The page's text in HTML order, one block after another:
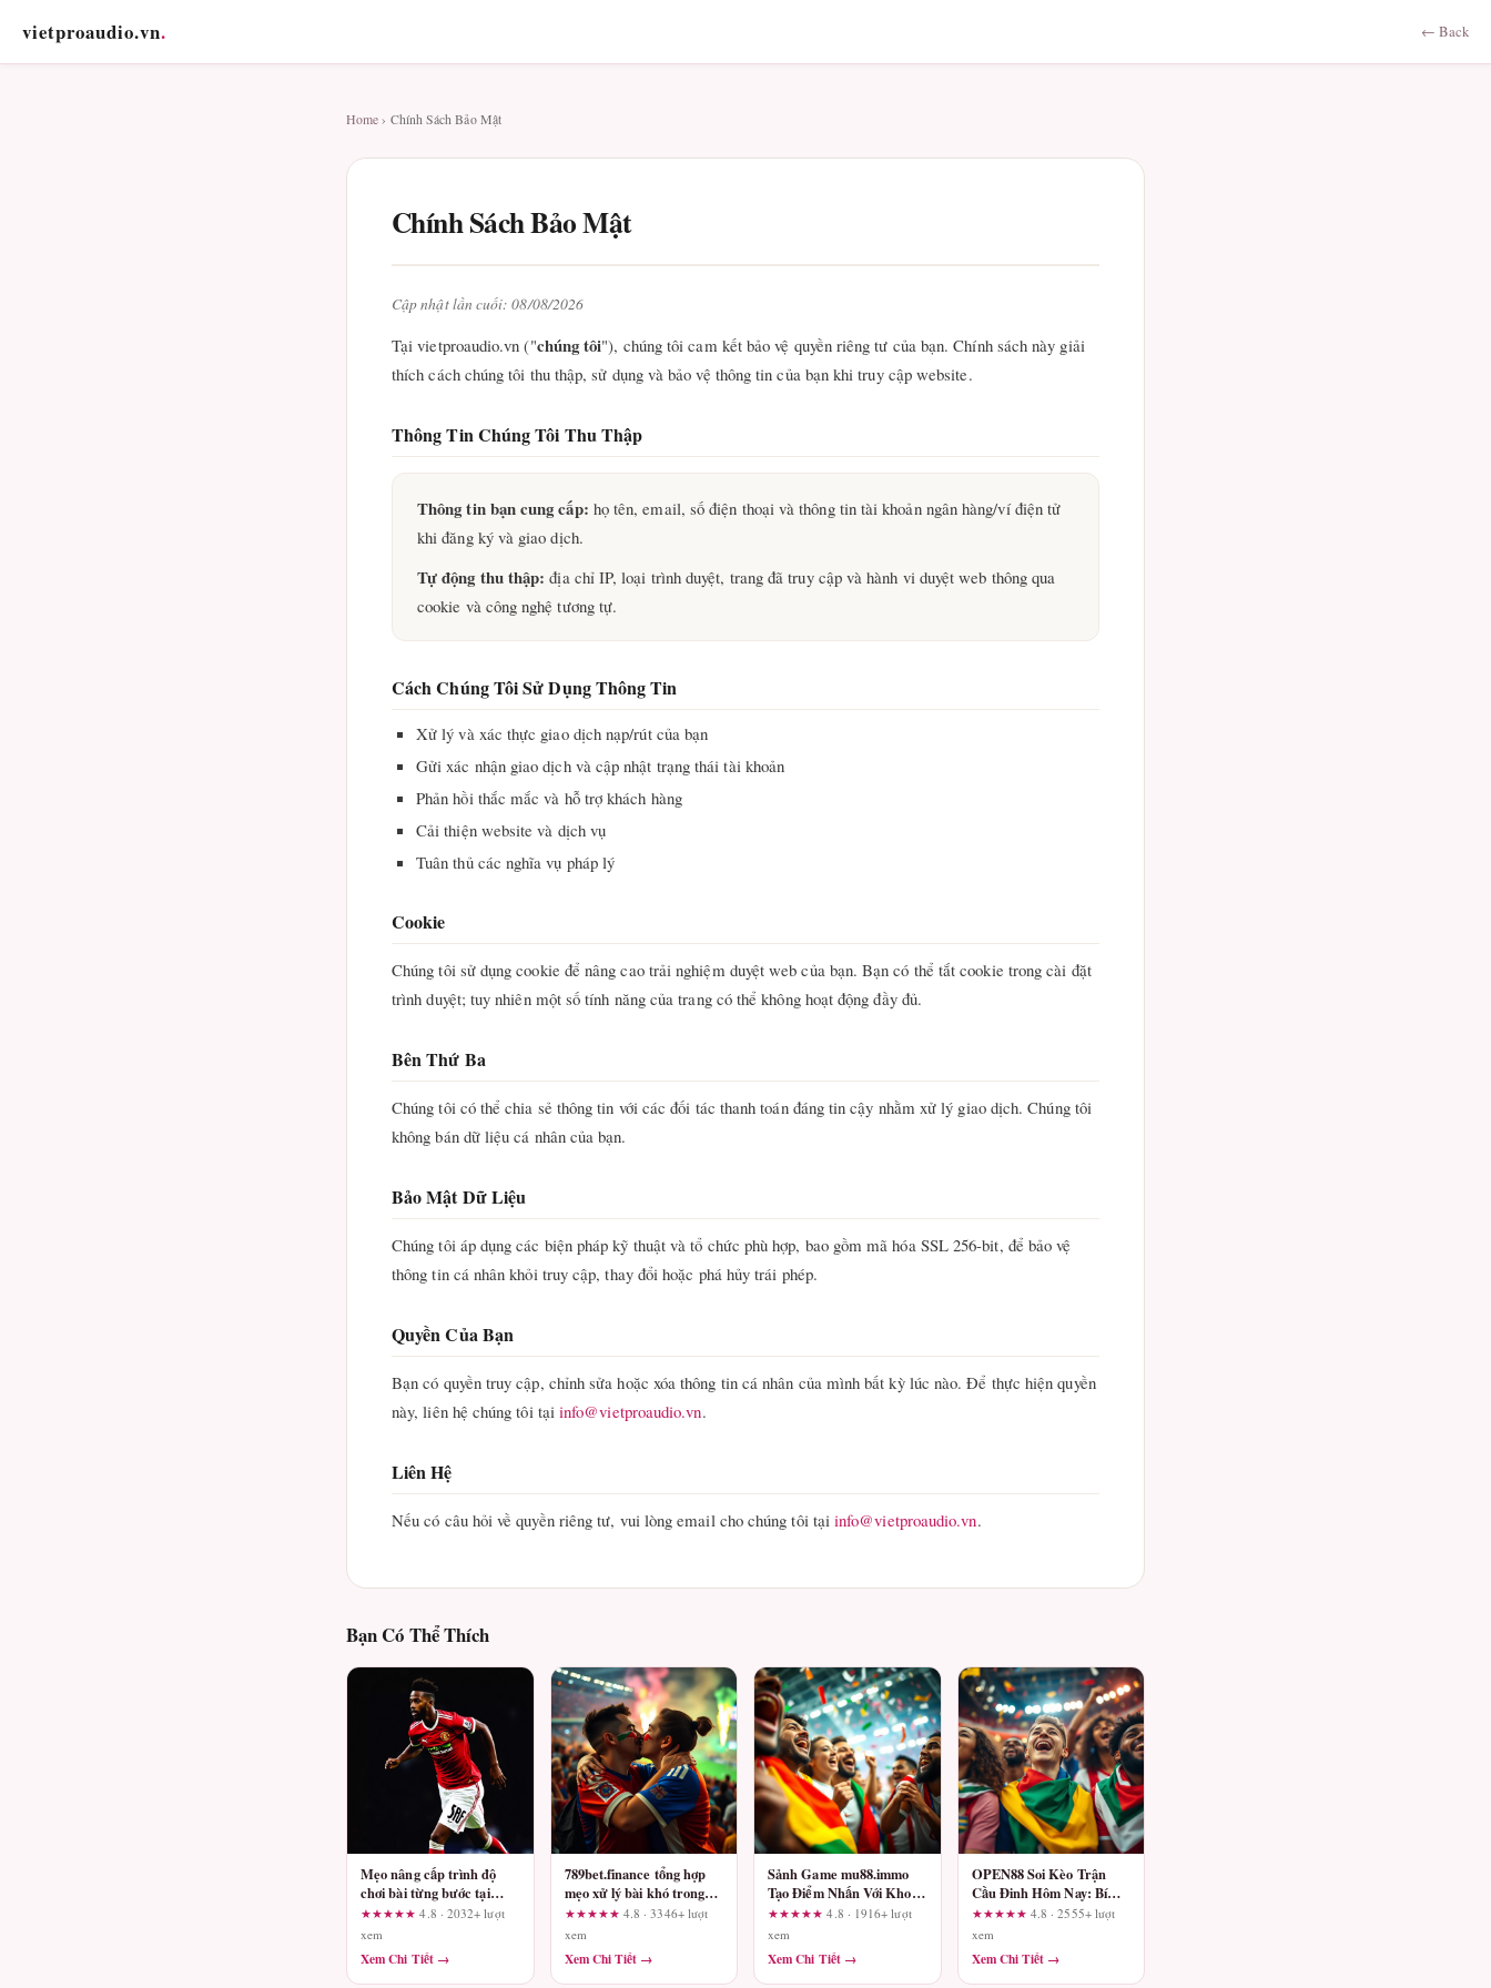
vietproaudio.vn. ← Back
Home › Chính Sách Bảo Mật
Chính Sách Bảo Mật
Cập nhật lần cuối: 08/08/2026
Tại vietproaudio.vn ("chúng tôi"), chúng tôi cam kết bảo vệ quyền riêng tư của bạn. Chính sách này giải
thích cách chúng tôi thu thập, sử dụng và bảo vệ thông tin của bạn khi truy cập website.
Thông Tin Chúng Tôi Thu Thập
Thông tin bạn cung cấp: họ tên, email, số điện thoại và thông tin tài khoản ngân hàng/ví điện tử
khi đăng ký và giao dịch.
Tự động thu thập: địa chỉ IP, loại trình duyệt, trang đã truy cập và hành vi duyệt web thông qua
cookie và công nghệ tương tự.
Cách Chúng Tôi Sử Dụng Thông Tin
Xử lý và xác thực giao dịch nạp/rút của bạn
Gửi xác nhận giao dịch và cập nhật trạng thái tài khoản
Phản hồi thắc mắc và hỗ trợ khách hàng
Cải thiện website và dịch vụ
Tuân thủ các nghĩa vụ pháp lý
Cookie
Chúng tôi sử dụng cookie để nâng cao trải nghiệm duyệt web của bạn. Bạn có thể tắt cookie trong cài đặt
trình duyệt; tuy nhiên một số tính năng của trang có thể không hoạt động đầy đủ.
Bên Thứ Ba
Chúng tôi có thể chia sẻ thông tin với các đối tác thanh toán đáng tin cậy nhằm xử lý giao dịch. Chúng tôi
không bán dữ liệu cá nhân của bạn.
Bảo Mật Dữ Liệu
Chúng tôi áp dụng các biện pháp kỹ thuật và tổ chức phù hợp, bao gồm mã hóa SSL 256-bit, để bảo vệ
thông tin cá nhân khỏi truy cập, thay đổi hoặc phá hủy trái phép.
Quyền Của Bạn
Bạn có quyền truy cập, chỉnh sửa hoặc xóa thông tin cá nhân của mình bất kỳ lúc nào. Để thực hiện quyền
này, liên hệ chúng tôi tạiinfo@vietproaudio.vn.
Liên Hệ
Nếu có câu hỏi về quyền riêng tư, vui lòng email cho chúng tôi tạiinfo@vietproaudio.vn.
Bạn Có Thể Thích
Mẹo nâng cấp trình độ
chơi bài từng bước tại
sảnh cược đẳng cấp
★★★★★4.8 · 2032+ lượt
xem
Xem Chi Tiết →
789bet.finance tổng hợp
mẹo xử lý bài khó trong
các ván Poker hấp dẫn
★★★★★ 4.8 · 3346+ lượt
xem
Xem Chi Tiết →
Sảnh Game mu88.immo
Tạo Điểm Nhấn Với Kho
Game Đa Dạng
★★★★★4.8 · 1916+ lượt
xem
Xem Chi Tiết →
OPEN88 Soi Kèo Trận
Cầu Đinh Hôm Nay: Bí
Quyết Chốt Kèo Thắng
Lớn
★★★★★ 4.8 · 2555+ lượt
xem
Xem Chi Tiết →